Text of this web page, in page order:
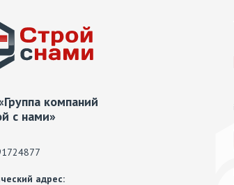
компаний
с нами»
адрес: